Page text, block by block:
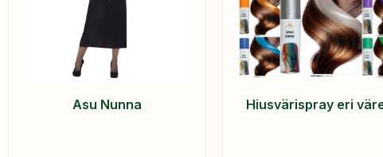
Asu Nunna Hiusvärispray eri